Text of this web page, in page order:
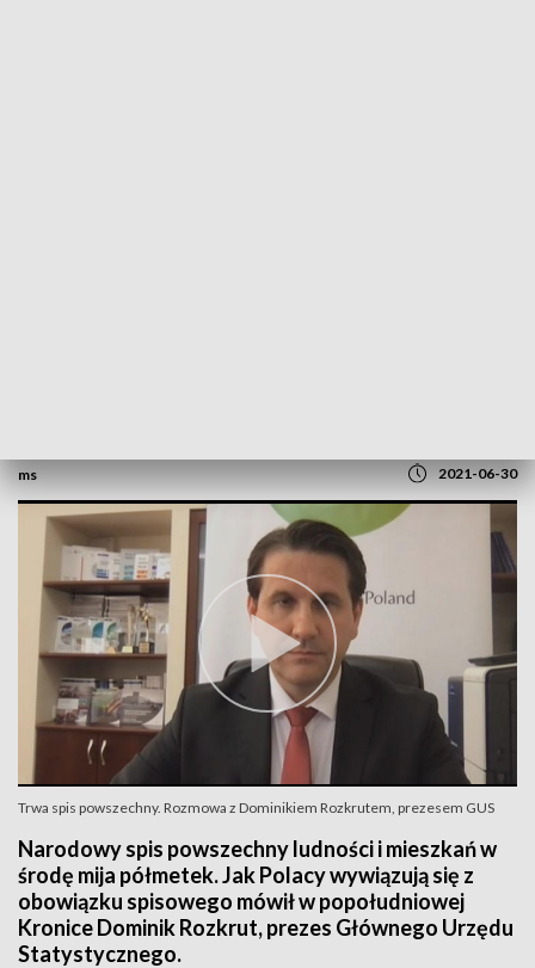
ms 2021-06-30
Trwa spis powszechny. Rozmowa z Dominikiem Rozkrutem, prezesem GUS
Narodowy spis powszechny ludności i mieszkań w
środę mija półmetek. Jak Polacy wywiązują się z
obowiązku spisowego mówił w popołudniowej
Kronice Dominik Rozkrut, prezes Głównego Urzędu
Statystycznego.